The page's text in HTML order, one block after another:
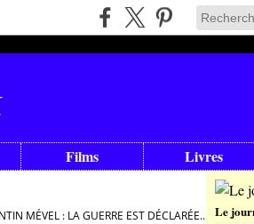
Films Livres
MÉVEL : LA GUERRE EST DÉCLARÉE... ET PAS
Le